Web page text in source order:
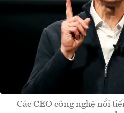
Các CEO công nghệ nổi